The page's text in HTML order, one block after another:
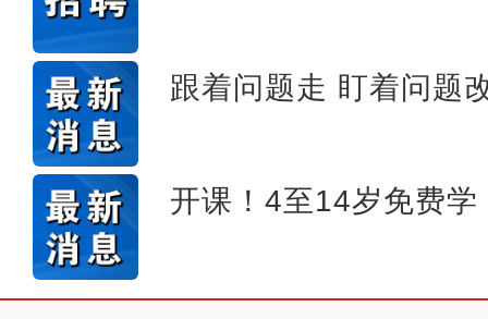
跟着问题走 盯着问题
开课！4至14岁免费学